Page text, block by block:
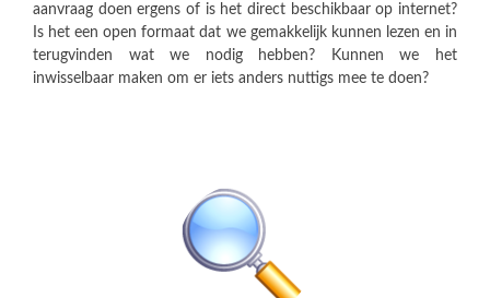
aanvraag doen ergens of is het direct beschikbaar op internet?
Is het een open formaat dat we gemakkelijk kunnen lezen en in
terugvinden wat we nodig hebben? Kunnen we het
inwisselbaar maken om er iets anders nuttigs mee te doen?